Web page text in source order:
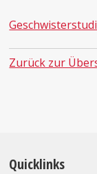
Zurück zur
Quicklinks